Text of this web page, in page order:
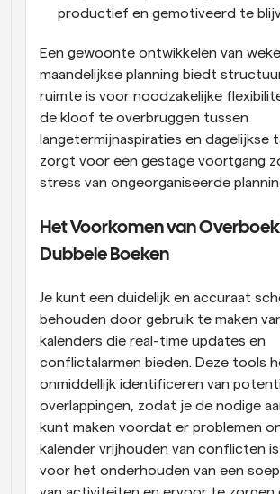
productief en gemotiveerd te
Een gewoonte ontwikkelen van
maandelijkse planning biedt
ruimte is voor noodzakelijke
de kloof te overbruggen tussen
langetermijnaspiraties en dagelijkse
zorgt voor een gestage voortgang
stress van ongeorganiseerde
Het Voorkomen van
Dubbele Boeken
Je kunt een duidelijk en accuraat
behouden door gebruik te maken
kalenders die real-time updates en
conflictalarmen bieden. Deze tools
onmiddellijk identificeren van
overlappingen, zodat je de nodige
kunt maken voordat er problemen
kalender vrijhouden van conflicten is
voor het onderhouden van een